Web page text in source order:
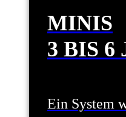
MINIS
3 BIS 6
Ein System